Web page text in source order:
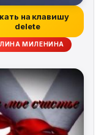
на клавишу
delete
МИЛЕНИНА